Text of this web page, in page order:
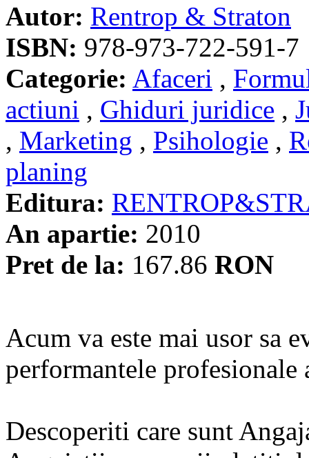
Autor: Rentrop & Straton
ISBN: 978-973-722-591-7
Categorie: Afaceri ,
actiuni , Ghiduri juridice ,
, Marketing , Psihologie ,
planing
Editura:
An apartie: 2010
Pret de la: 167.86 RON
Acum va este mai usor sa
performantele
Descoperiti care sunt